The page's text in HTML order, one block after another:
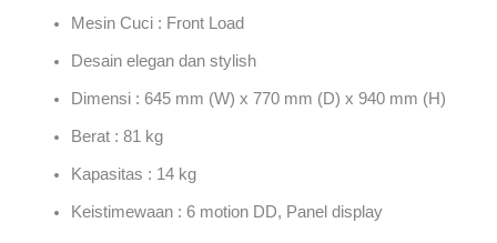
Mesin Cuci : Front Load
Desain elegan dan stylish
Dimensi : 645 mm (W) x 770 mm (D) x 940 mm (H)
Berat : 81 kg
Kapasitas : 14 kg
Keistimewaan : 6 motion DD, Panel display